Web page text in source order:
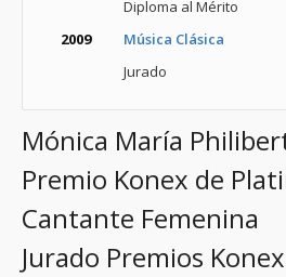
Diploma al Mérito
2009
Música Clásica
Jurado
Mónica María
Premio Konex de
Cantante Femenina
Jurado Premios